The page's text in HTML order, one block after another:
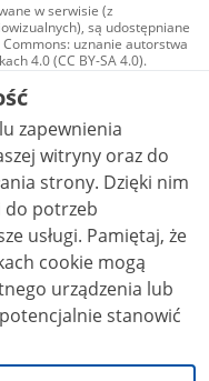
w serwisie (z
są udostępniane
uznanie autorstwa
4.0 (CC BY-SA 4.0).
w tym zdjęcia, materiały
na licencji typu
autorstwa użycie
zależnych 4.0 (CC BY-
stwierdzone inaczej.
zapewnienia
witryny oraz do
Dzięki nim
do potrzeb
że
cookie mogą
urządzenia lub
stanowić